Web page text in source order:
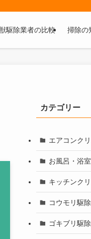
駆除業者の比較 掃除の
カテゴリー
エアコンク
お風呂・浴
キッチンク
コウモリ駆除
ゴキブリ駆除